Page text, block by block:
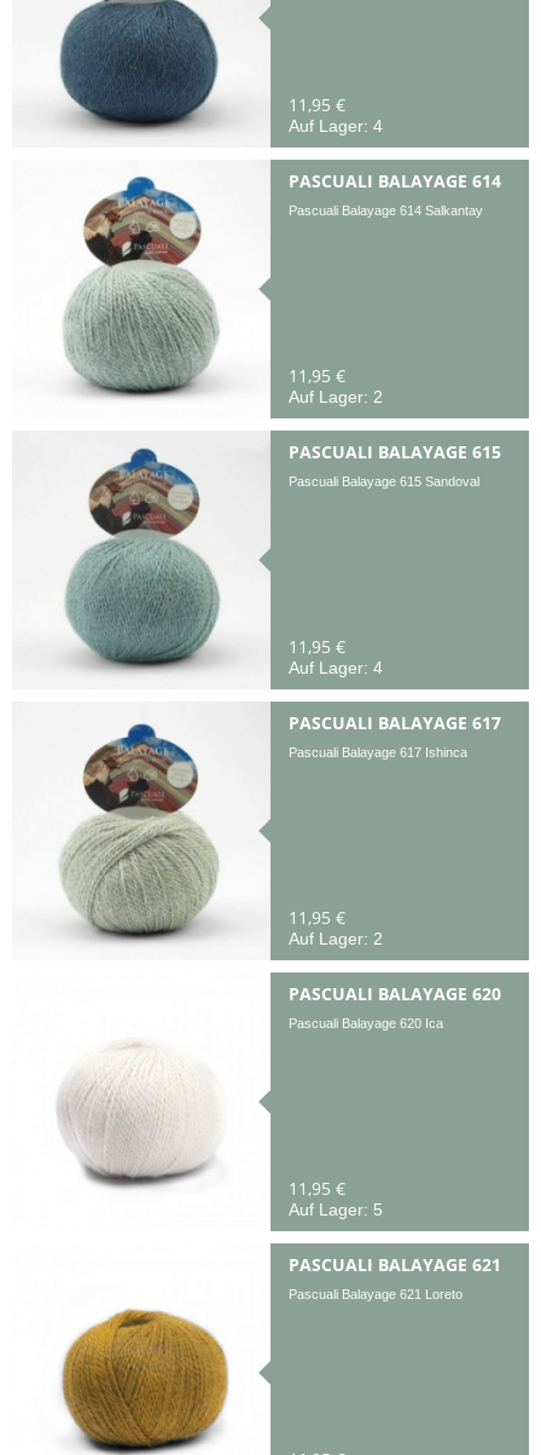
11,95 €
Auf Lager: 4
PASCUALI BALAYAGE 614
Pascuali Balayage 614 Salkantay
11,95 €
Auf Lager: 2
PASCUALI BALAYAGE 615
Pascuali Balayage 615 Sandoval
11,95 €
Auf Lager: 4
PASCUALI BALAYAGE 617
Pascuali Balayage 617 Ishinca
11,95 €
Auf Lager: 2
PASCUALI BALAYAGE 620
Pascuali Balayage 620 Ica
11,95 €
Auf Lager: 5
PASCUALI BALAYAGE 621
Pascuali Balayage 621 Loreto